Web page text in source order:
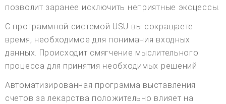
позволит заранее исключить неприятные эксцессы.
С программной системой USU вы сокращаете
время, необходимое для понимания входных
данных. Происходит смягчение мыслительного
процесса для принятия необходимых решений.
Автоматизированная программа выставления
счетов за лекарства положительно влияет на